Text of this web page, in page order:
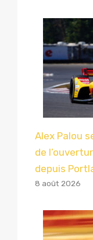
Alex Palou
de
depuis
8 août 2026